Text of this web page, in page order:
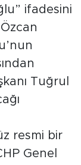
ifadesini
Tuğrul
resmi bir
Genel